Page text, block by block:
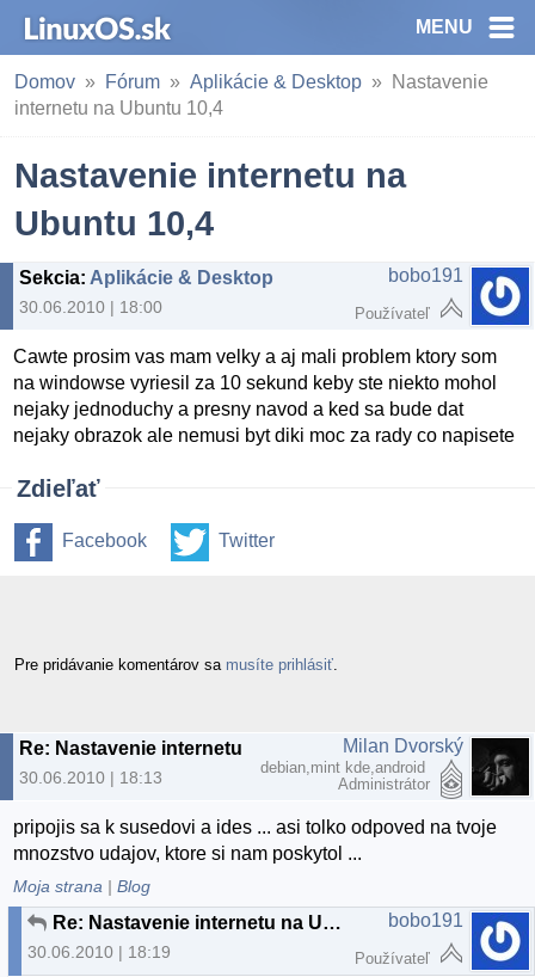
MENU
Domov Fórum Aplikácie & Desktop
Nastavenie
internetu na Ubuntu 10,4
Nastavenie internetu na
Ubuntu 10,4
Sekcia: Aplikácie & Desktop
30.06.2010 | 18:00
bobo191
Používateľ
Cawte prosim vas mam velky a aj mali problem ktory som
na windowse vyriesil za 10 sekund keby ste niekto mohol
nejaky jednoduchy a presny navod a ked sa bude dat
nejaky obrazok ale nemusi byt diki moc za rady co napisete
Zdieľať
Facebook Twitter
Pre pridávanie komentárov sa musíte prihlásiť
30.06.2010 | 18:13
Milan Dvorský
debian,mint kde,android
Administrátor
pripojis sa k susedovi a ides ... asi tolko odpoved na tvoje
mnozstvo udajov, ktore si nam poskytol ...
Moja strana |Blog
Re: Nastavenie internetu na Ubuntu 10,4
30.06.2010 | 18:19
bobo191
Používateľ